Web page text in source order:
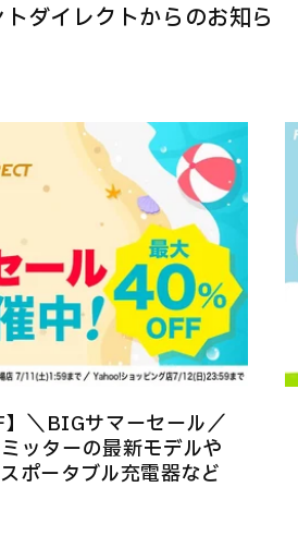
ダイレクトからのお知ら
】＼BIGサマーセール／
ッターの最新モデルや
ポータブル充電器など